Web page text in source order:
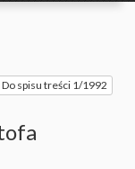
Do spisu treści 1/1992